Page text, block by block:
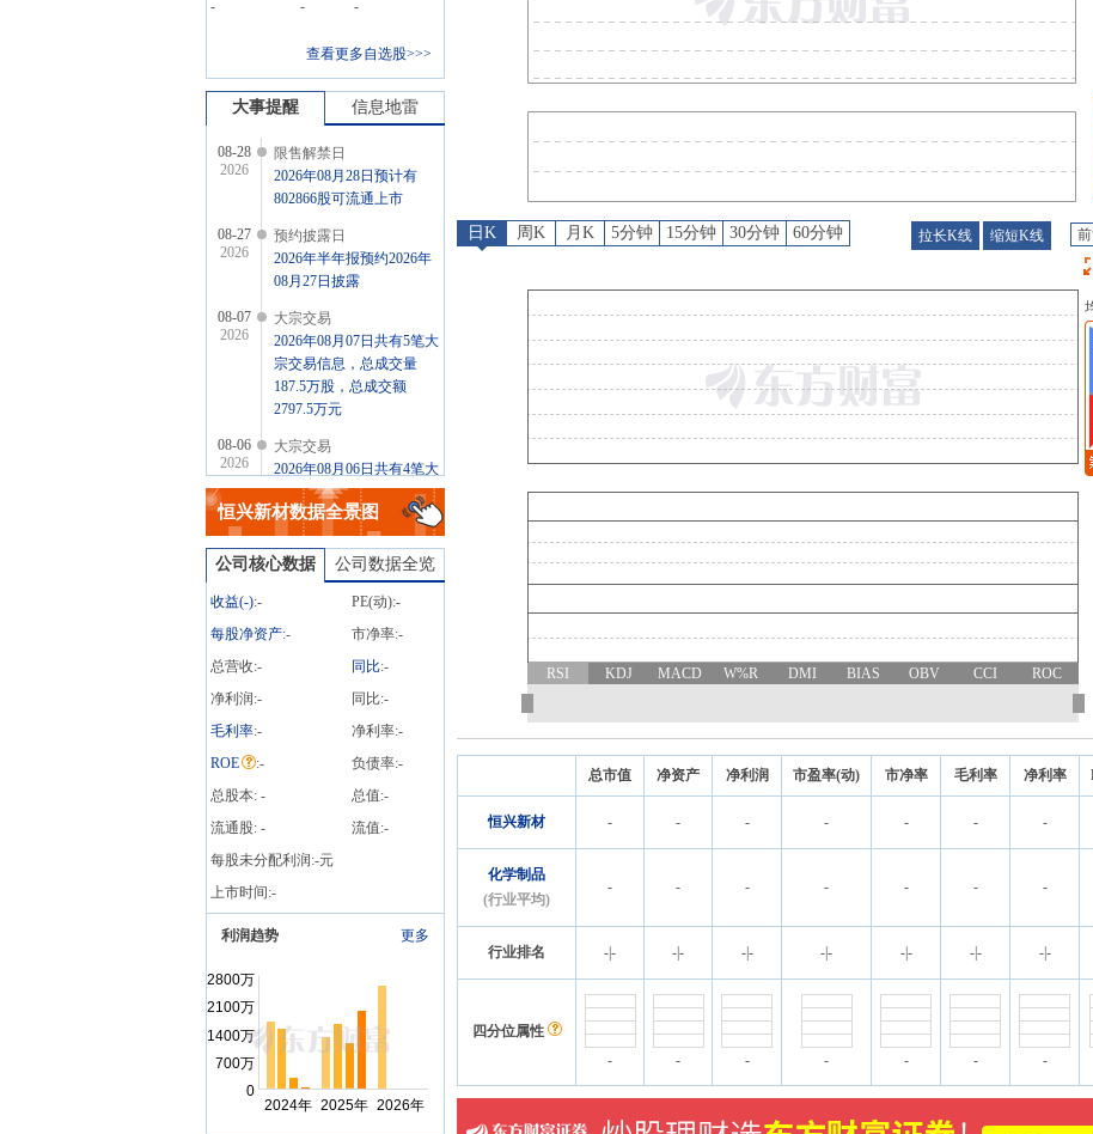
- - -
查看更多自选股>>>
大事提醒 信息地雷
08-28
2026
限售解禁日
2026年08月28日预计有
802866股可流通上市
08-27
2026
预约披露日
2026年半年报预约2026年
08月27日披露
08-07
2026
大宗交易
2026年08月07日共有5笔大
宗交易信息，总成交量
187.5万股，总成交额
2797.5万元
08-06
2026
大宗交易
2026年08月06日共有4笔大
宗交易信息，总成交量
160.5万股，总成交额
2386.65万元
恒兴新材数据全景图
公司核心数据 公司数据全览
收益(-):- PE(动):-
每股净资产:- 市净率:-
总营收:- 同比:-
净利润:- 同比:-
毛利率:- 净利率:-
ROE
:- 负债率:-
总股本: - 总值:-
流通股: - 流值:-
每股未分配利润:-元
上市时间:-
利润趋势 更多
大宗交易 ：2026年08月06日共有4笔大宗交易信息，总成交量160.5万股，总成交额2386.65万元
股东户数：2026年08月04日公布截止2026年07月31日股东户数11937户，比上期减少340
日K 周K 月K 5分钟 15分钟 30分钟 60分钟 拉长K线 缩短K线
RSI KDJ MACD W%R DMI BIAS OBV CCI ROC
总市值 净资产 净利润 市盈率(动) 市净率 毛利率 净利率
恒兴新材 - - - - - - -
化学制品
(行业平均)
- - - - - - -
行业排名 -- -- -|- -- -|- -|- -|-
四分位属性
-
- - - - - -